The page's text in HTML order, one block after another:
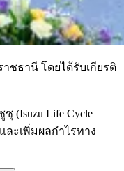
ชธานี โดยได้รับเกียรติ
(Isuzu Life Cycle
ะเพิ่มผลกำไรทาง